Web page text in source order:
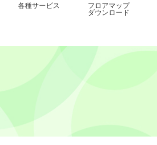
各種サービス フロアマップ
ダウンロード